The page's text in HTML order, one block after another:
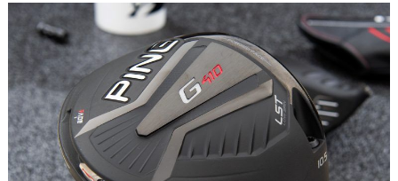
OTHER その他
Editor’s Picks 編集部のおすすめ
Our Team 私たちのチーム
Our Mission 私たちの使命
ABOUT US MyGolfSpyJapanとは？